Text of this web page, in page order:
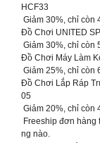
HCF33
Giảm 30%, chỉ còn
Đồ Chơi UNITED
Giảm 30%, chỉ còn
Đồ Chơi Máy Làm
Giảm 25%, chỉ còn
Đồ Chơi Lắp Ráp
05
Giảm 20%, chỉ còn
Freeship đơn
ng nào.